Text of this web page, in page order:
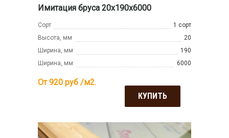
Имитация бруса 20x190x6000
Сорт
1 сорт
Высота, мм
20
Ширина, мм
190
Ширина, мм
6000
От 920 руб /м2.
КУПИТЬ